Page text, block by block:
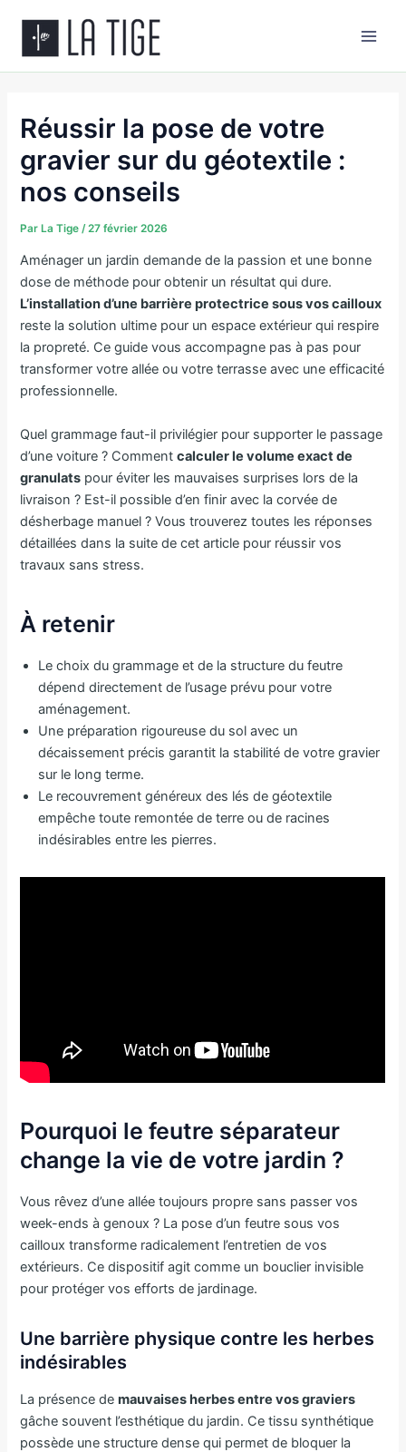
contenu
Réussir la pose de votre
gravier sur du géotextile :
nos conseils
Par La Tige/27 février 2026
Aménager un jardin demande de la passion et une bonne
dose de méthode pour obtenir un résultat qui dure.
L’installation d’une barrière protectrice sous vos cailloux
reste la solution ultime pour un espace extérieur qui respire
la propreté. Ce guide vous accompagne pas à pas pour
transformer votre allée ou votre terrasse avec une efficacité
professionnelle.
Quel grammage faut-il privilégier pour supporter le passage
d’une voiture ? Commentcalculer le volume exact de
granulats pour éviter les mauvaises surprises lors de la
livraison ? Est-il possible d’en finir avec la corvée de
désherbage manuel ? Vous trouverez toutes les réponses
détaillées dans la suite de cet article pour réussir vos
travaux sans stress.
À retenir
Le choix du grammage et de la structure du feutre
dépend directement de l’usage prévu pour votre
aménagement.
Une préparation rigoureuse du sol avec un
décaissement précis garantit la stabilité de votre gravier
sur le long terme.
Le recouvrement généreux des lés de géotextile
empêche toute remontée de terre ou de racines
indésirables entre les pierres.
Pourquoi le feutre séparateur
change la vie de votre jardin ?
Vous rêvez d’une allée toujours propre sans passer vos
week-ends à genoux ? La pose d’un feutre sous vos
cailloux transforme radicalement l’entretien de vos
extérieurs. Ce dispositif agit comme un bouclier invisible
pour protéger vos efforts de jardinage.
Une barrière physique contre les herbes
indésirables
La présence demauvaises herbes entre vos graviers
gâche souvent l’esthétique du jardin. Ce tissu synthétique
possède une structure dense qui permet de bloquer la